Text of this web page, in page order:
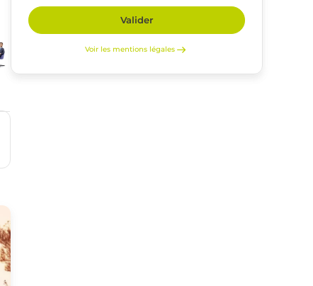
Valider
Voir les mentions légales